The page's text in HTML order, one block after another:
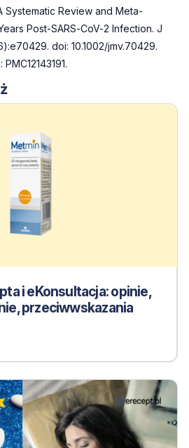
Systematic Review and Meta-
Post-SARS-CoV-2 Infection. J
doi: 10.1002/jmv.70429.
i eKonsultacja: opinie,
przeciwwskazania